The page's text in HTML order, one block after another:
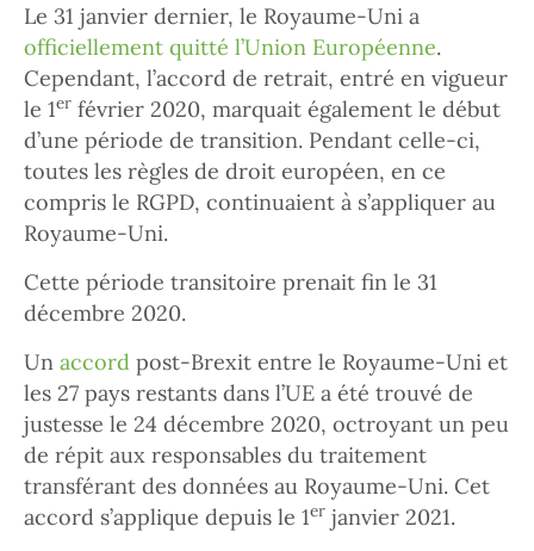
Le 31 janvier dernier, le Royaume-Uni a
officiellement quitté l’Union Européenne.
Cependant, l’accord de retrait, entré en vigueur
le 1er février 2020, marquait également le début
d’une période de transition. Pendant celle-ci,
toutes les règles de droit européen, en ce
compris le RGPD, continuaient à s’appliquer au
Royaume-Uni.
Cette période transitoire prenait fin le 31
décembre 2020.
Un accord post-Brexit entre le Royaume-Uni et
les 27 pays restants dans l’UE a été trouvé de
justesse le 24 décembre 2020, octroyant un peu
de répit aux responsables du traitement
transférant des données au Royaume-Uni. Cet
accord s’applique depuis le 1er janvier 2021.